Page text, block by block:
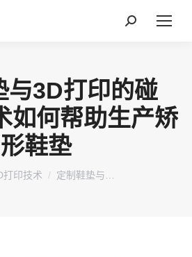
搜
与3D打印的碰
如何帮助生产矫
形鞋垫
：
打印技术 定制鞋垫与…